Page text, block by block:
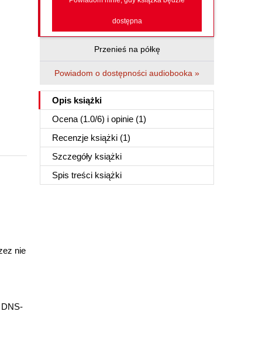
dostępna
Przenieś na półkę
Powiadom o dostępności audiobooka »
Opis książki
Ocena (1.0/6) i opinie (1)
Recenzje książki (1)
Szczegóły książki
Spis treści książki
nie